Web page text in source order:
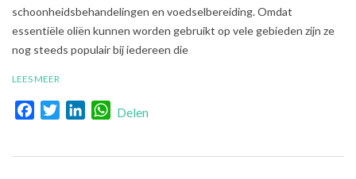
schoonheidsbehandelingen en voedselbereiding. Omdat
essentiële oliën kunnen worden gebruikt op vele gebieden zijn ze
nog steeds populair bij iedereen die
LEES MEER
FacebookTwitterLinkedInWhatsApp
Delen